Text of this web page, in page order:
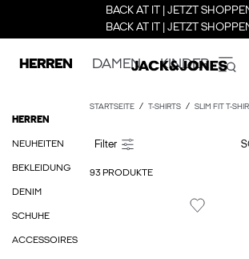
BACK AT IT | JETZT
BACK AT IT | JETZT
HERREN DAMEN KINDER
HERREN
NEUHEITEN
BEKLEIDUNG
DENIM
SCHUHE
ACCESSOIRES
STARTSEITE T-SHIRTS SLIM FIT T-
93 PRODUKTE